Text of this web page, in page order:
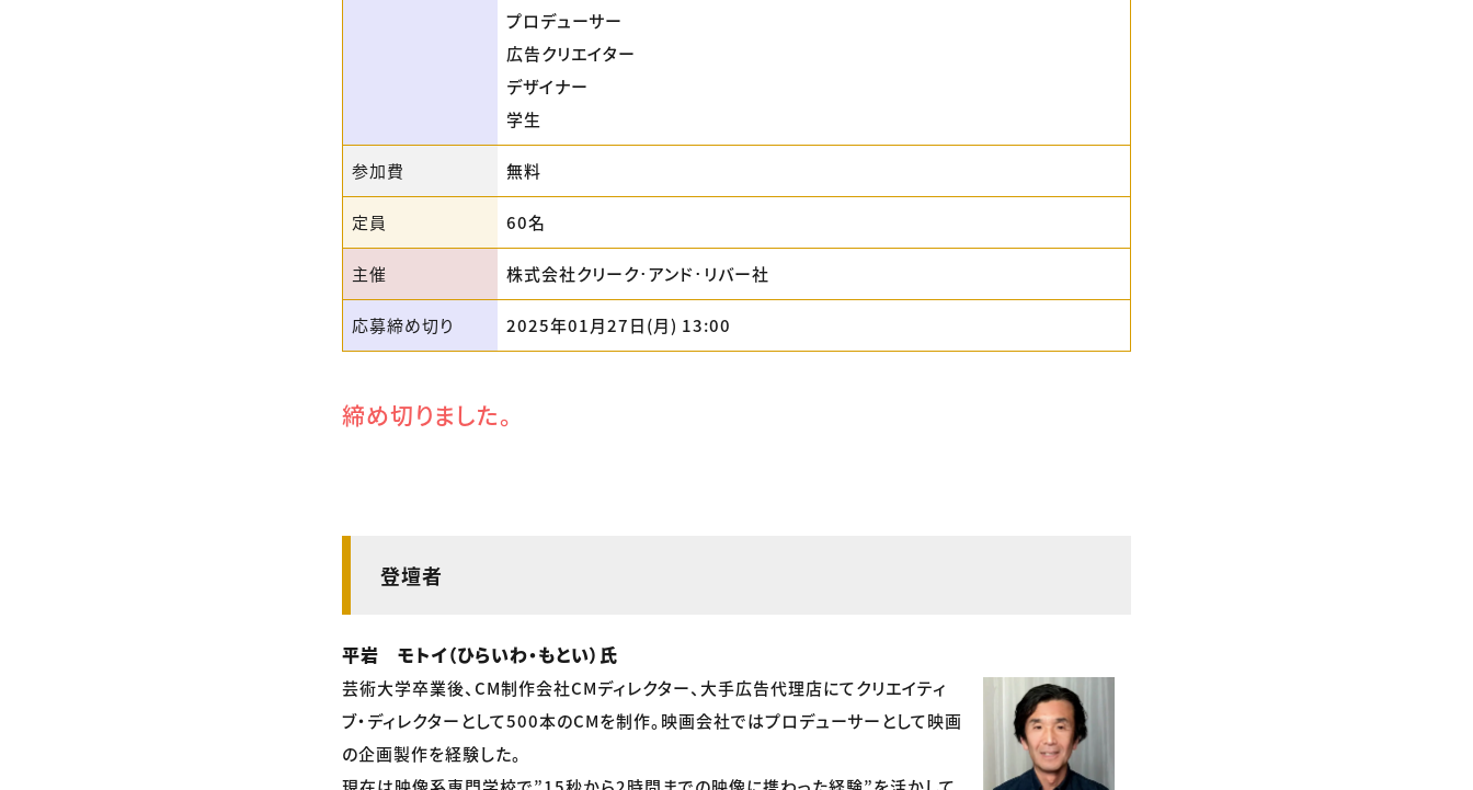
プロデューサー
広告クリエイター
デザイナー
学生
参加費 無料
定員 60名
主催 株式会社クリーク･アンド･リバー社
応募締め切り 2025年01月27日(月) 13:00
締め切りました。
登壇者
平岩 モトイ（ひらいわ・もとい）氏
芸術大学卒業後、CM制作会社CMディレクター、大手広告代理店にてクリエイティ
ブ・ディレクターとして500本のCMを制作。映画会社ではプロデューサーとして映画
の企画製作を経験した。